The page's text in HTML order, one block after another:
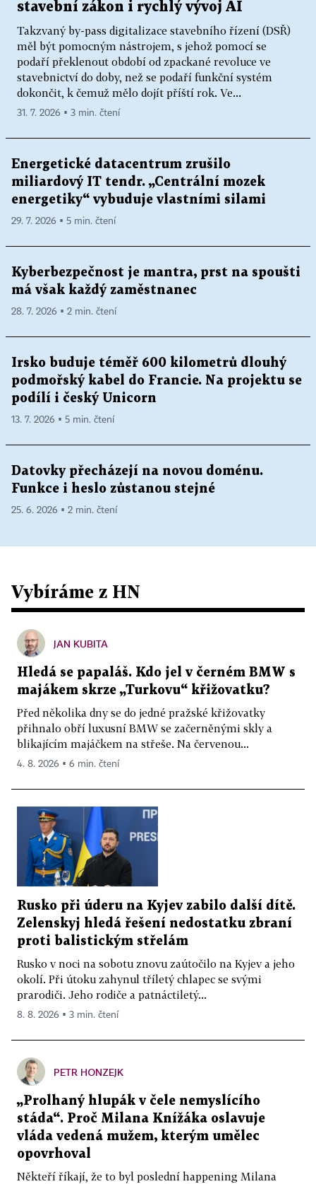
stavební zákon i rychlý vývoj AI
Takzvaný by-pass digitalizace stavebního řízení (DSŘ)
měl být pomocným nástrojem, s jehož pomocí se
podaří překlenout období od zpackané revoluce ve
stavebnictví do doby, než se podaří funkční systém
dokončit, k čemuž mělo dojít příští rok. Ve...
31. 7. 2026 ▪ 3 min. čtení
Energetické datacentrum zrušilo
miliardový IT tendr. „Centrální mozek
energetiky“ vybuduje vlastními silami
29. 7. 2026 ▪ 5 min. čtení
Kyberbezpečnost je mantra, prst na spoušti
má však každý zaměstnanec
28. 7. 2026 ▪ 2 min. čtení
Irsko buduje téměř 600 kilometrů dlouhý
podmořský kabel do Francie. Na projektu se
podílí i český Unicorn
13. 7. 2026 ▪ 5 min. čtení
Datovky přecházejí na novou doménu.
Funkce i heslo zůstanou stejné
25. 6. 2026 ▪ 2 min. čtení
Vybíráme z HN
JAN KUBITA
Hledá se papaláš. Kdo jel v černém BMW s
majákem skrze „Turkovu“ křižovatku?
Před několika dny se do jedné pražské křižovatky
přihnalo obří luxusní BMW se začerněnými skly a
blikajícím majáčkem na střeše. Na červenou...
4. 8. 2026 ▪ 6 min. čtení
Rusko při úderu na Kyjev zabilo další dítě.
Zelenskyj hledá řešení nedostatku zbraní
proti balistickým střelám
Rusko v noci na sobotu znovu zaútočilo na Kyjev a jeho
okolí. Při útoku zahynul tříletý chlapec se svými
prarodiči. Jeho rodiče a patnáctiletý...
8. 8. 2026 ▪ 3 min. čtení
PETR HONZEJK
„Prolhaný hlupák v čele nemyslícího
stáda“. Proč Milana Knížáka oslavuje
vláda vedená mužem, kterým umělec
opovrhoval
Někteří říkají, že to byl poslední happening Milana